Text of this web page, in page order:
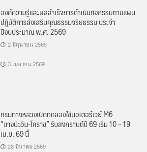
องค์ความรู้และผลสำเร็จการดำเนินกิจกรรมตามแผน
ปฏิบัติการส่งเสริมคุณธรรมจริยธรรม ประจำ
ปีงบประมาณ พ.ศ. 2569
2 มิถุนายน 2569
3 เมษายน 2569
กรมทางหลวงเปิดทดลองใช้มอเตอร์เวย์ M6
“บางปะอิน-โคราช” รับสงกรานต์ปี 69 เริ่ม 10 – 19
เม.ย. 69 นี้
28 มีนาคม 2569